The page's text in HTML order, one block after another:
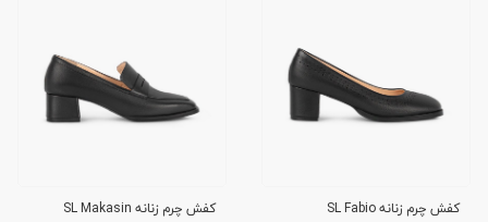
کفش چرم زنانه SL Fabio
کفش چرم زنانه SL Makasin